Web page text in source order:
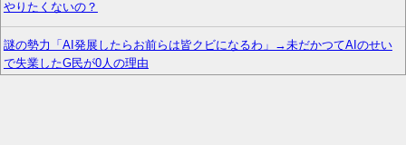
やりたくないの？
謎の勢力「AI発展したらお前らは皆クビになるわ」→未だかつてAIのせい
で失業したG民が0人の理由